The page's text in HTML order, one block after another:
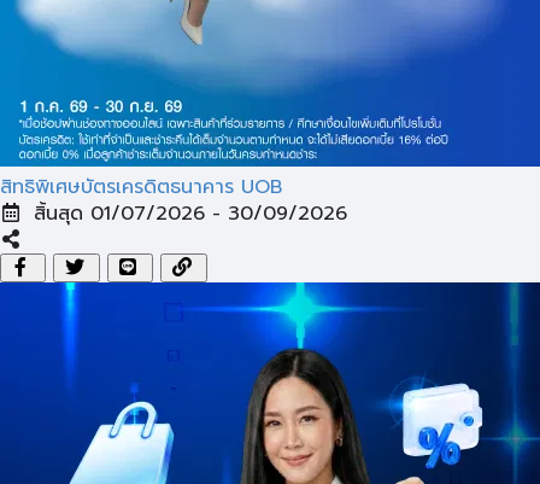
สิทธิพิเศษบัตรเครดิตธนาคาร UOB
สิ้นสุด 01/07/2026 - 30/09/2026